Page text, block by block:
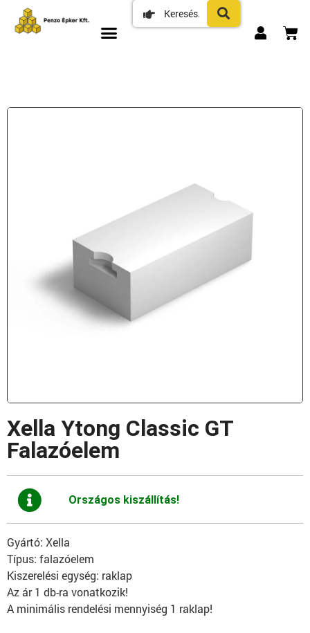
Xella Ytong Classic GT
Falazóelem
Országos kiszállítás!
Gyártó: Xella
Típus: falazóelem
Kiszerelési egység: raklap
Az ár 1 db-ra vonatkozik!
A minimális rendelési mennyiség 1 raklap!